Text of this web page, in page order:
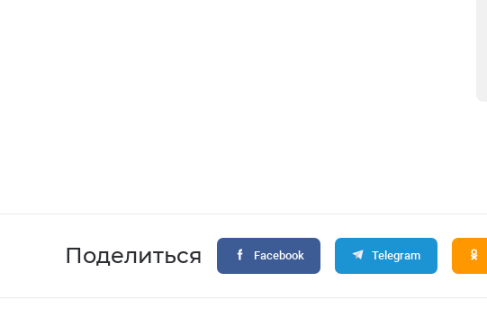
Поделиться Facebook Telegram